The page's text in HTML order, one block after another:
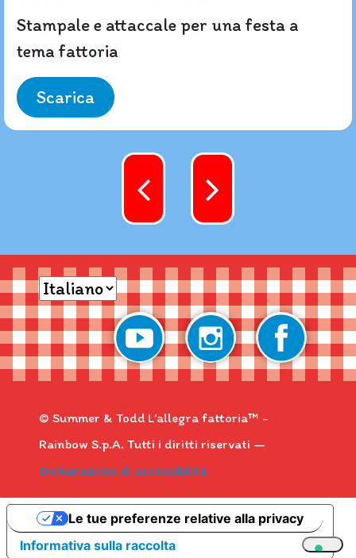
Stampale e attaccale per una festa a
tema fattoria
Scarica
Menù contenuti
© Summer & Todd L’allegra fattoria™ -
Rainbow S.p.A. Tutti i diritti riservati —
Dichiarazione di accessibilità
Informativa sulla raccolta
Le tue preferenze relative alla privacy